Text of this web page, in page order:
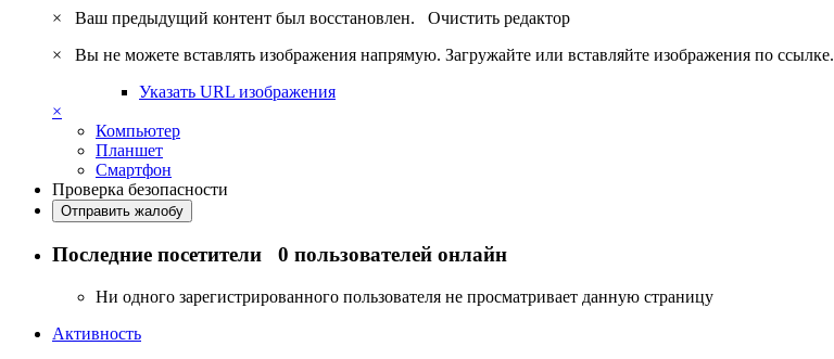
×
Ваш предыдущий контент был восстановлен. Очистить редактор
×
Вы не можете вставлять изображения напрямую. Загружайте или вставляйте изображения по ссылке.
Указать URL изображения
×
Компьютер
Планшет
Смартфон
Проверка безопасности
Отправить жалобу
Последние посетители 0 пользователей онлайн
Ни одного зарегистрированного пользователя не просматривает данную страницу
Активность